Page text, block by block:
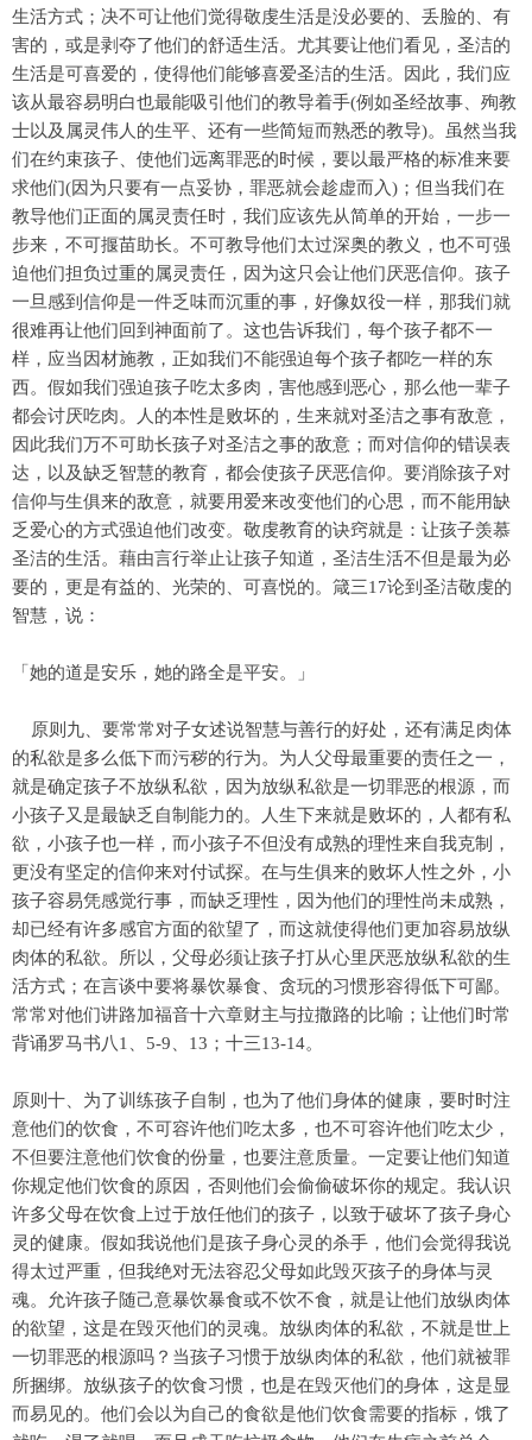
生活方式；决不可让他们觉得敬虔生活是没必要的、丢脸的、有
害的，或是剥夺了他们的舒适生活。尤其要让他们看见，圣洁的
生活是可喜爱的，使得他们能够喜爱圣洁的生活。因此，我们应
该从最容易明白也最能吸引他们的教导着手(例如圣经故事、殉教
士以及属灵伟人的生平、还有一些简短而熟悉的教导)。虽然当我
们在约束孩子、使他们远离罪恶的时候，要以最严格的标准来要
求他们(因为只要有一点妥协，罪恶就会趁虚而入)；但当我们在
教导他们正面的属灵责任时，我们应该先从简单的开始，一步一
步来，不可揠苗助长。不可教导他们太过深奥的教义，也不可强
迫他们担负过重的属灵责任，因为这只会让他们厌恶信仰。孩子
一旦感到信仰是一件乏味而沉重的事，好像奴役一样，那我们就
很难再让他们回到神面前了。这也告诉我们，每个孩子都不一
样，应当因材施教，正如我们不能强迫每个孩子都吃一样的东
西。假如我们强迫孩子吃太多肉，害他感到恶心，那么他一辈子
都会讨厌吃肉。人的本性是败坏的，生来就对圣洁之事有敌意，
因此我们万不可助长孩子对圣洁之事的敌意；而对信仰的错误表
达，以及缺乏智慧的教育，都会使孩子厌恶信仰。要消除孩子对
信仰与生俱来的敌意，就要用爱来改变他们的心思，而不能用缺
乏爱心的方式强迫他们改变。敬虔教育的诀窍就是：让孩子羡慕
圣洁的生活。藉由言行举止让孩子知道，圣洁生活不但是最为必
要的，更是有益的、光荣的、可喜悦的。箴三17论到圣洁敬虔的
智慧，说：
「她的道是安乐，她的路全是平安。」
原则九、要常常对子女述说智慧与善行的好处，还有满足肉体
的私欲是多么低下而污秽的行为。为人父母最重要的责任之一，
就是确定孩子不放纵私欲，因为放纵私欲是一切罪恶的根源，而
小孩子又是最缺乏自制能力的。人生下来就是败坏的，人都有私
欲，小孩子也一样，而小孩子不但没有成熟的理性来自我克制，
更没有坚定的信仰来对付试探。在与生俱来的败坏人性之外，小
孩子容易凭感觉行事，而缺乏理性，因为他们的理性尚未成熟，
却已经有许多感官方面的欲望了，而这就使得他们更加容易放纵
肉体的私欲。所以，父母必须让孩子打从心里厌恶放纵私欲的生
活方式；在言谈中要将暴饮暴食、贪玩的习惯形容得低下可鄙。
常常对他们讲路加福音十六章财主与拉撒路的比喻；让他们时常
背诵罗马书八1、5-9、13；十三13-14。
原则十、为了训练孩子自制，也为了他们身体的健康，要时时注
意他们的饮食，不可容许他们吃太多，也不可容许他们吃太少，
不但要注意他们饮食的份量，也要注意质量。一定要让他们知道
你规定他们饮食的原因，否则他们会偷偷破坏你的规定。我认识
许多父母在饮食上过于放任他们的孩子，以致于破坏了孩子身心
灵的健康。假如我说他们是孩子身心灵的杀手，他们会觉得我说
得太过严重，但我绝对无法容忍父母如此毁灭孩子的身体与灵
魂。允许孩子随己意暴饮暴食或不饮不食，就是让他们放纵肉体
的欲望，这是在毁灭他们的灵魂。放纵肉体的私欲，不就是世上
一切罪恶的根源吗？当孩子习惯于放纵肉体的私欲，他们就被罪
所捆绑。放纵孩子的饮食习惯，也是在毁灭他们的身体，这是显
而易见的。他们会以为自己的食欲是他们饮食需要的指标，饿了